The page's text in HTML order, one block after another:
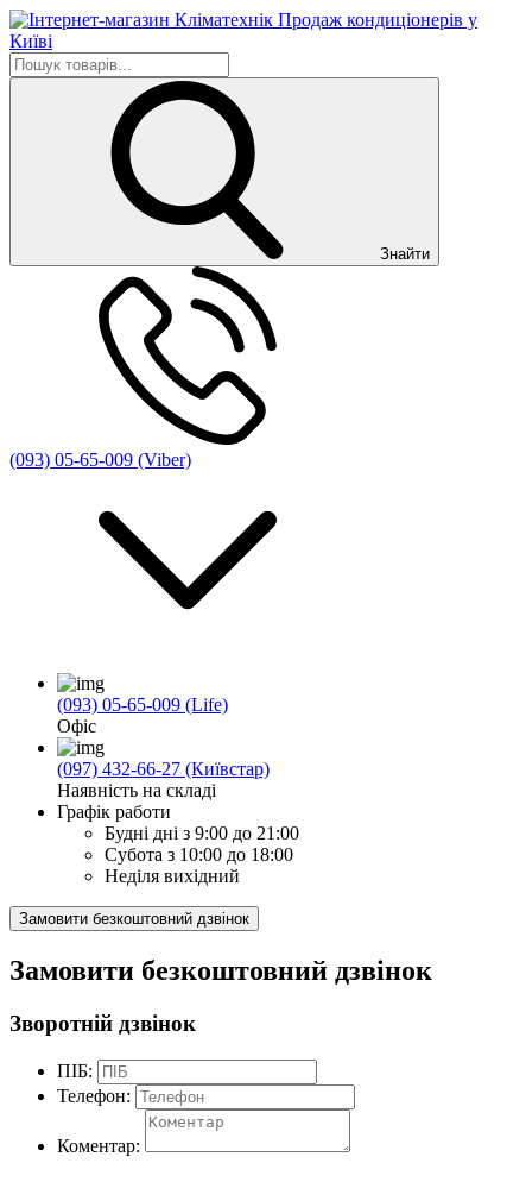
Знайти
(093) 05-65-009 (Viber)
(093) 05-65-009 (Life)
Офіс
(097) 432-66-27 (Київстар)
Наявність на складі
Графік работи
Будні дні з 9:00 до 21:00
Субота з 10:00 до 18:00
Неділя вихідний
Замовити безкоштовний дзвінок
Замовити безкоштовний дзвінок
Зворотній дзвінок
ПІБ:
Телефон:
Коментар: